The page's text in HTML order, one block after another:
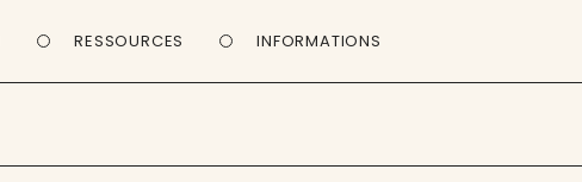
RESSOURCES INFORMATIONS